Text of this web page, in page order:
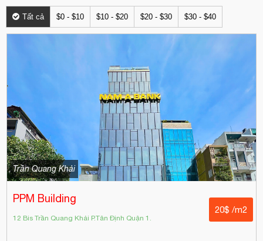
Tất cả $0 - $10 $10 - $20 $20 - $30 $30 - $40
Trần Quang Khải
PPM Building
12 Bis Trần Quang Khải P.Tân Định Quận 1.
20$ /m2